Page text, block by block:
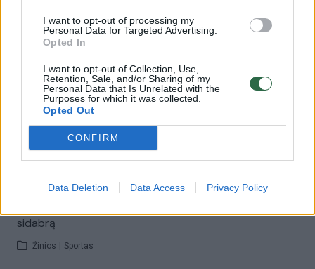
I want to opt-out of processing my
Personal Data for Targeted Advertising.
Opted In
I want to opt-out of Collection, Use,
Retention, Sale, and/or Sharing of my
Personal Data that Is Unrelated with the
Purposes for which it was collected.
Opted Out
CONFIRM
Data Deletion Data Access Privacy Policy
Henrikas Žustautas: „Didžiausia problema –
organizavimas“
Žinios | Sportas
Henrikas Žustautas: visada norėjau aplenkti Jevgenijų
sidabrą
Žinios Sportas